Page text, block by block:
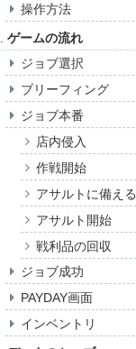
操作方法
ゲームの流れ
ジョブ選択
ブリーフィング
ジョブ本番
店内侵入
作戦開始
アサルトに備える
アサルト開始
戦利品の回収
ジョブ成功
PAYDAY画面
インベントリ